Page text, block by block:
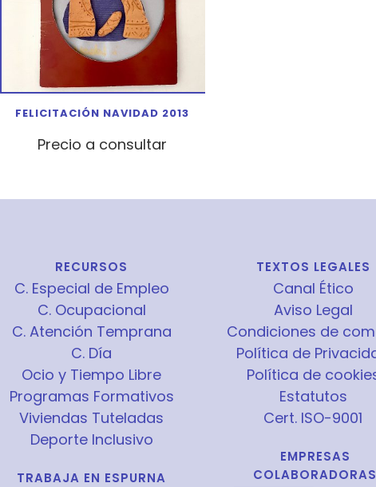
FELICITACIÓN NAVIDAD 2013
Precio a consultar
RECURSOS
C. Especial de Empleo
C. Ocupacional
C. Atención Temprana
C. Día
Ocio y Tiempo Libre
Programas Formativos
Viviendas Tuteladas
Deporte Inclusivo
TRABAJA EN ESPURNA
TEXTOS LEGALES
Canal Ético
Aviso Legal
Condiciones de
Política de
Política de
Estatutos
Cert. ISO-9001
EMPRESAS
COLABORADORAS